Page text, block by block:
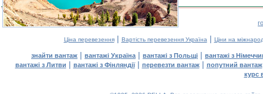
Ціна перевезення| Вартість перевезення Україна | Ціни на
знайти вантаж | вантажі Україна | вантажі з Польщі | вантажі з
вантажі з Литви | вантажі з Фінляндії| перевезти вантаж| попутний вантаж
курс